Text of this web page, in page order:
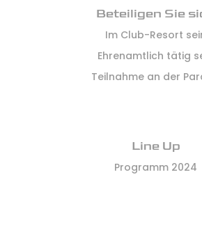
Beteiligen Sie
Im Club-Resort
Ehrenamtlich tätig
Teilnahme an der
Line Up
Programm 2024